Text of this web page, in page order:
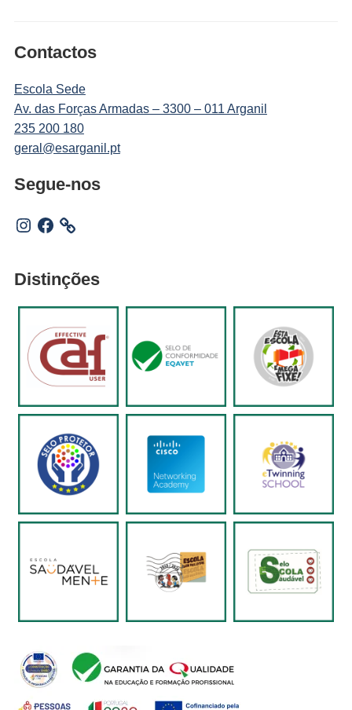
Contactos
Escola Sede
Av. das Forças Armadas – 3300 – 011 Arganil
235 200 180
geral@esarganil.pt
Segue-nos
Instagram
Facebook
Distinções